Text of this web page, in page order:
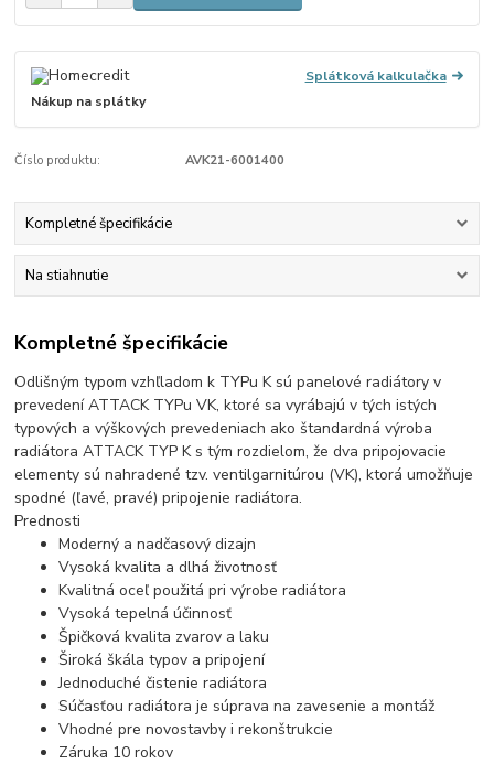
Splátková kalkulačka
Nákup na splátky
Číslo produktu: AVK21-6001400
Kompletné špecifikácie
Na stiahnutie
Kompletné špecifikácie
Odlišným typom vzhľladom k TYPu K sú panelové radiátory v
prevedení ATTACK TYPu VK, ktoré sa vyrábajú v tých istých
typových a výškových prevedeniach ako štandardná výroba
radiátora ATTACK TYP K s tým rozdielom, že dva pripojovacie
elementy sú nahradené tzv. ventilgarnitúrou (VK), ktorá umožňuje
spodné (ľavé, pravé) pripojenie radiátora.
Prednosti
Moderný a nadčasový dizajn
Vysoká kvalita a dlhá životnosť
Kvalitná oceľ použitá pri výrobe radiátora
Vysoká tepelná účinnosť
Špičková kvalita zvarov a laku
Široká škála typov a pripojení
Jednoduché čistenie radiátora
Súčasťou radiátora je súprava na zavesenie a montáž
Vhodné pre novostavby i rekonštrukcie
Záruka 10 rokov